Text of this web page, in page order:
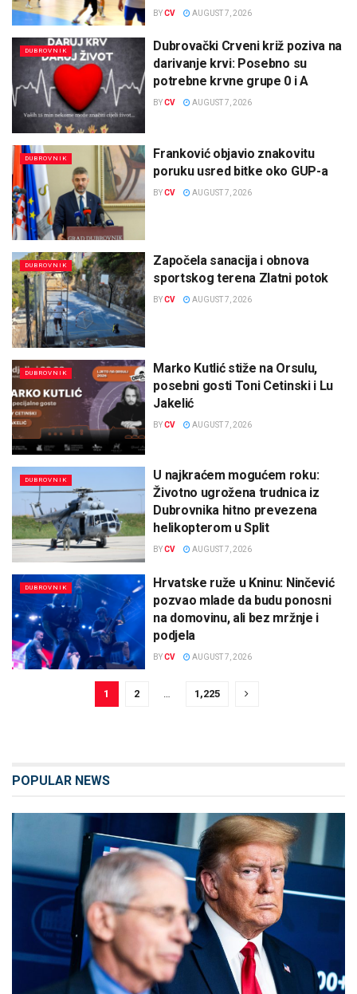
BYCV AUGUST 7, 2026
DUBROVNIK
Dubrovački Crveni križ poziva na
darivanje krvi: Posebno su
potrebne krvne grupe 0 i A
BYCV AUGUST 7, 2026
DUBROVNIK
Franković objavio znakovitu
poruku usred bitke oko GUP-a
BYCV AUGUST 7, 2026
DUBROVNIK
Započela sanacija i obnova
sportskog terena Zlatni potok
BYCV AUGUST 7, 2026
DUBROVNIK
Marko Kutlić stiže na Orsulu,
posebni gosti Toni Cetinski i Lu
Jakelić
BYCV AUGUST 7, 2026
DUBROVNIK
U najkraćem mogućem roku:
Životno ugrožena trudnica iz
Dubrovnika hitno prevezena
helikopterom u Split
BYCV AUGUST 7, 2026
DUBROVNIK
Hrvatske ruže u Kninu: Ninčević
pozvao mlade da budu ponosni
na domovinu, ali bez mržnje i
podjela
BYCV AUGUST 7, 2026
1 2 … 1,225
POPULAR NEWS